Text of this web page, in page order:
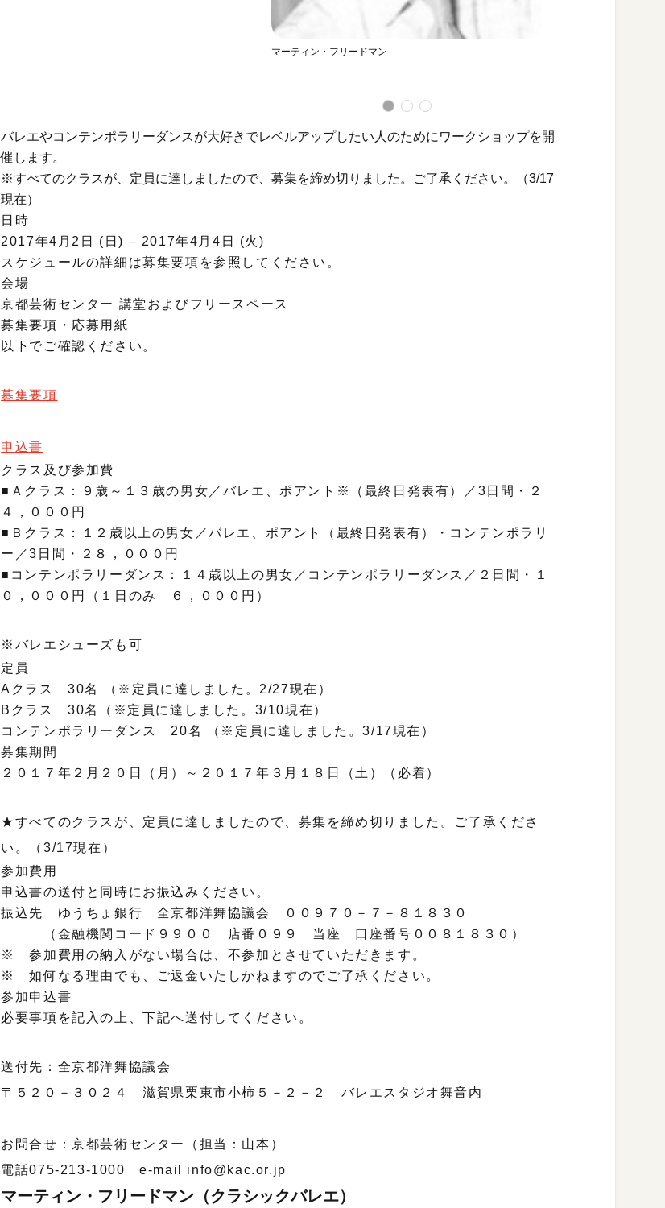
マーティン・フリードマン
バレエやコンテンポラリーダンスが大好きでレベルアップしたい人のためにワークショップを開
催します。
※すべてのクラスが、定員に達しましたので、募集を締め切りました。ご了承ください。（3/17
現在）
日時
2017年4月2日 (日) – 2017年4月4日 (火)
スケジュールの詳細は募集要項を参照してください。
会場
京都芸術センター 講堂およびフリースペース
募集要項・応募用紙
以下でご確認ください。
募集要項
申込書
クラス及び参加費
■Ａクラス：９歳～１３歳の男女／バレエ、ポアント※（最終日発表有）／3日間・２
４，０００円
■Ｂクラス：１２歳以上の男女／バレエ、ポアント（最終日発表有）・コンテンポラリ
ー／3日間・２８，０００円
■コンテンポラリーダンス：１４歳以上の男女／コンテンポラリーダンス／２日間・１
０，０００円（１日のみ ６，０００円）
※バレエシューズも可
定員
Aクラス 30名 （※定員に達しました。2/27現在）
Bクラス 30名（※定員に達しました。3/10現在）
コンテンポラリーダンス 20名 （※定員に達しました。3/17現在）
募集期間
２０１７年２月２０日（月）～２０１７年３月１８日（土）（必着）
★すべてのクラスが、定員に達しましたので、募集を締め切りました。ご了承くださ
い。（3/17現在）
参加費用
申込書の送付と同時にお振込みください。
振込先 ゆうちょ銀行 全京都洋舞協議会 ００９７０－７－８１８３０
（金融機関コード９９００ 店番０９９ 当座 口座番号００８１８３０）
※ 参加費用の納入がない場合は、不参加とさせていただきます。
※ 如何なる理由でも、ご返金いたしかねますのでご了承ください。
参加申込書
必要事項を記入の上、下記へ送付してください。
送付先：全京都洋舞協議会
〒５２０－３０２４ 滋賀県栗東市小柿５－２－２ バレエスタジオ舞音内
お問合せ：京都芸術センター（担当：山本）
電話075-213-1000 e-mail info@kac.or.jp
マーティン・フリードマン（クラシックバレエ）